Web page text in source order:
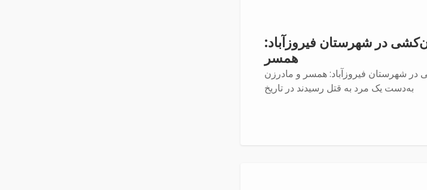
در شهرستان فیروزآباد:
همسر
شهرستان فیروزآباد: همسر و مادرزن
به‌دست یک مرد به قتل رسیدند در تاریخ